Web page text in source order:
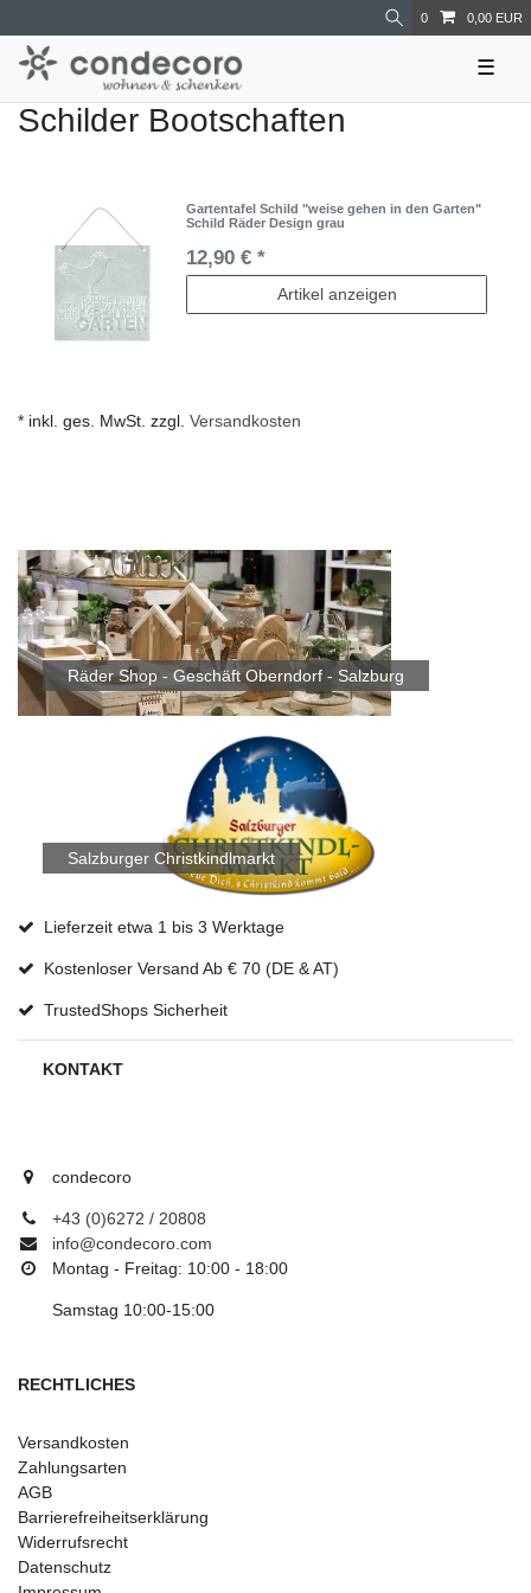
0 0,00 EUR
☰
Schilder Bootschaften
Gartentafel Schild "weise gehen in den Garten"
Schild Räder Design grau
12,90 € *
Artikel anzeigen
* inkl. ges. MwSt. zzgl. Versandkosten
Räder Shop - Geschäft Oberndorf - Salzburg
Salzburger Christkindlmarkt
Lieferzeit etwa 1 bis 3 Werktage
Kostenloser Versand Ab € 70 (DE & AT)
TrustedShops Sicherheit
KONTAKT
condecoro
+43 (0)6272 / 20808
info@condecoro.com
Montag - Freitag: 10:00 - 18:00
Samstag 10:00-15:00
RECHTLICHES
Versandkosten
Zahlungsarten
AGB
Barrierefreiheitserklärung
Widerrufsrecht
Datenschutz